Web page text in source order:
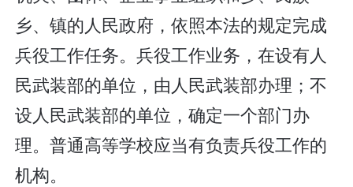
乡、镇的人民政府，依照本法的规定完成
兵役工作任务。兵役工作业务，在设有人
民武装部的单位，由人民武装部办理；不
设人民武装部的单位，确定一个部门办
理。普通高等学校应当有负责兵役工作的
机构。